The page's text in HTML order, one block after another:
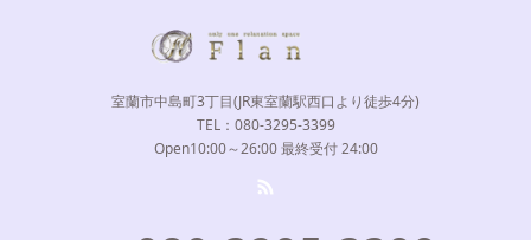
室蘭市中島町3丁目(JR東室蘭駅西口より徒歩4分)
TEL：080-3295-3399
Open10:00～26:00 最終受付 24:00